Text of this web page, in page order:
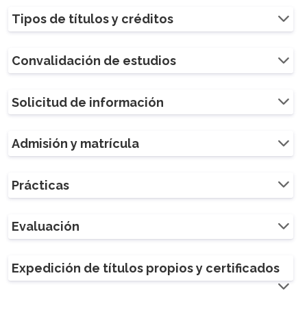
Tipos de títulos y créditos
Convalidación de estudios
Solicitud de información
Admisión y matrícula
Prácticas
Evaluación
Expedición de títulos propios y certificados